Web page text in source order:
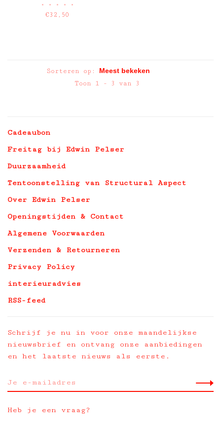
• • • • •
€32,50
Sorteren op:
Toon 1 - 3 van 3
Cadeaubon
Freitag bij Edwin Pelser
Duurzaamheid
Tentoonstelling van Structural Aspect
Over Edwin Pelser
Openingstijden & Contact
Algemene Voorwaarden
Verzenden & Retourneren
Privacy Policy
interieuradvies
RSS-feed
Schrijf je nu in voor onze maandelijkse
nieuwsbrief en ontvang onze aanbiedingen
en het laatste nieuws als eerste.
Heb je een vraag?